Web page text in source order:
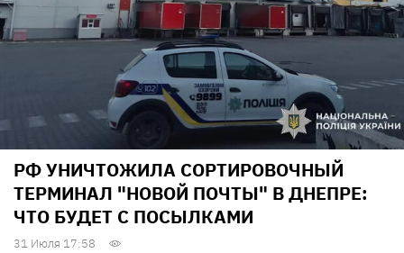
РФ УНИЧТОЖИЛА СОРТИРОВОЧНЫЙ
ТЕРМИНАЛ "НОВОЙ ПОЧТЫ" В ДНЕПРЕ:
ЧТО БУДЕТ С ПОСЫЛКАМИ
31 Июля 17:58